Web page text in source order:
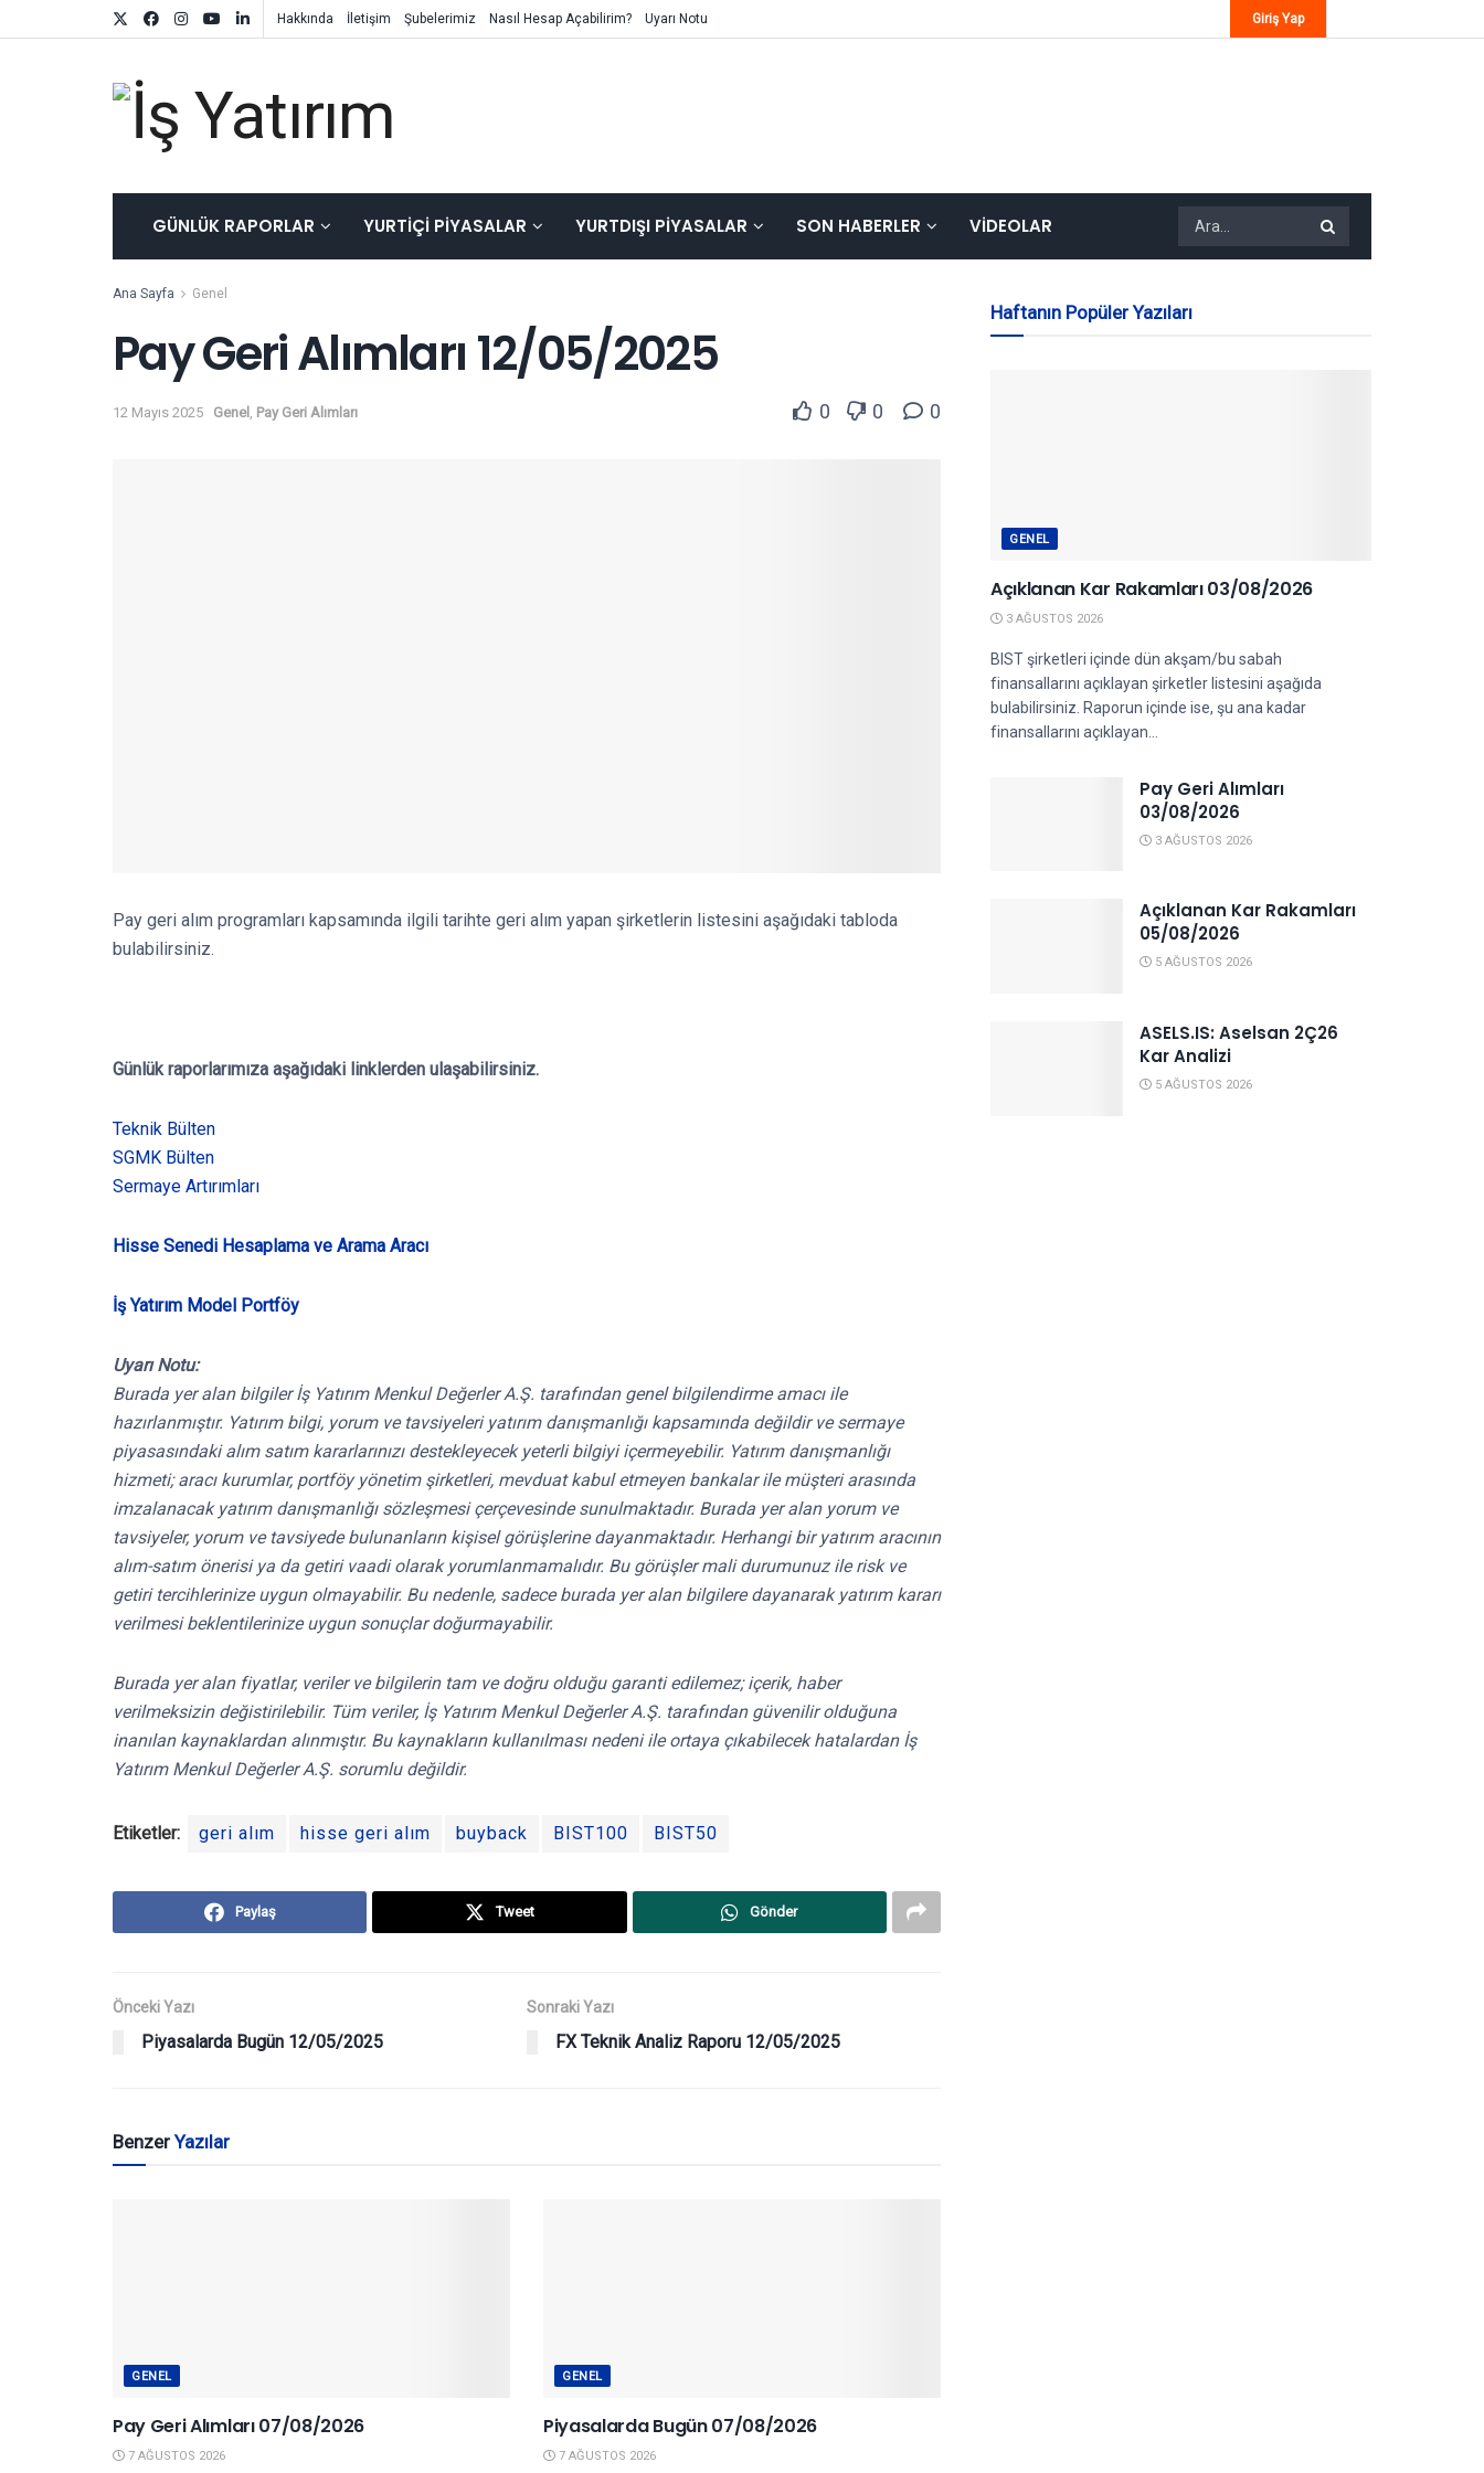
Hakkında İletişim Şubelerimiz Nasıl Hesap Açabilirim? Uyarı Notu Giriş Yap
GÜNLÜK RAPORLAR YURTIÇI PIYASALAR YURTDIŞI PIYASALAR SON HABERLER VIDEOLAR
Ana Sayfa Genel
Pay Geri Alımları 12/05/2025
12 Mayıs 2025 Genel Pay Geri Alımları 0 0 0
Pay geri alım programları kapsamında ilgili tarihte geri alım yapan şirketlerin listesini aşağıdaki tabloda
bulabilirsiniz.
Günlük raporlarımıza aşağıdaki linklerden ulaşabilirsiniz.
Teknik Bülten
SGMK Bülten
Sermaye Artırımları
Hisse Senedi Hesaplama ve Arama Aracı
İş Yatırım Model Portföy
Uyarı Notu:
Burada yer alan bilgiler İş Yatırım Menkul Değerler A.Ş. tarafından genel bilgilendirme amacı ile
hazırlanmıştır. Yatırım bilgi, yorum ve tavsiyeleri yatırım danışmanlığı kapsamında değildir ve sermaye
piyasasındaki alım satım kararlarınızı destekleyecek yeterli bilgiyi içermeyebilir. Yatırım danışmanlığı
hizmeti; aracı kurumlar, portföy yönetim şirketleri, mevduat kabul etmeyen bankalar ile müşteri arasında
imzalanacak yatırım danışmanlığı sözleşmesi çerçevesinde sunulmaktadır. Burada yer alan yorum ve
tavsiyeler, yorum ve tavsiyede bulunanların kişisel görüşlerine dayanmaktadır. Herhangi bir yatırım aracının
alım-satım önerisi ya da getiri vaadi olarak yorumlanmamalıdır. Bu görüşler mali durumunuz ile risk ve
getiri tercihlerinize uygun olmayabilir. Bu nedenle, sadece burada yer alan bilgilere dayanarak yatırım kararı
verilmesi beklentilerinize uygun sonuçlar doğurmayabilir.
Burada yer alan fiyatlar, veriler ve bilgilerin tam ve doğru olduğu garanti edilemez; içerik, haber
verilmeksizin değistirilebilir. Tüm veriler, İş Yatırım Menkul Değerler A.Ş. tarafından güvenilir olduğuna
inanılan kaynaklardan alınmıştır. Bu kaynakların kullanılması nedeni ile ortaya çıkabilecek hatalardan İş
Yatırım Menkul Değerler A.Ş. sorumlu değildir.
Etiketler: geri alım hisse geri alım buyback BIST100 BIST50
Paylaş Tweet Gönder
Önceki Yazı
Piyasalarda Bugün 12/05/2025
Sonraki Yazı
FX Teknik Analiz Raporu 12/05/2025
BenzerYazılar
GENEL
Pay Geri Alımları 07/08/2026
7 AĞUSTOS 2026
GENEL
Piyasalarda Bugün 07/08/2026
7 AĞUSTOS 2026
Haftanın Popüler Yazıları
GENEL
Açıklanan Kar Rakamları 03/08/2026
3 AĞUSTOS 2026
BIST şirketleri içinde dün akşam/bu sabah
finansallarını açıklayan şirketler listesini aşağıda
bulabilirsiniz. Raporun içinde ise, şu ana kadar
finansallarını açıklayan...
Pay Geri Alımları
03/08/2026
3 AĞUSTOS 2026
Açıklanan Kar Rakamları
05/08/2026
5 AĞUSTOS 2026
ASELS.IS: Aselsan 2Ç26
Kar Analizi
5 AĞUSTOS 2026